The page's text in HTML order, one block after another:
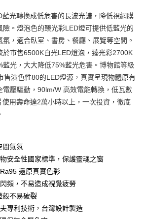
」】
到商品之後才付款」的支付方式。 讓您購物簡單
不需綁卡、不需儲值。
務後，再付款。
先享後付」後，將跳轉至「AFTEE先享後付」
確認金額後，即可完成結帳。
收到繳費通知簡訊。
天內，點擊此簡訊中的連結，可透過四大超商／
式進行付款，方視為交易完成。
下不需立刻繳費，但若您需要取消訂單，請聯絡
含以上)免運費
含以上)免運費
光轉換成低危害的長波光譜，降低視網膜
險。燈泡色的臻光彩LED燈可提供低藍光的
，適合臥室、書房、餐廳、展覽等空間。
於市售6500K白光LED燈泡，臻光彩2700K
藍光，大大降低75%藍光危害。博物館等級
售演色性80的LED燈源，真實呈現物體原有
電壓驅動，90lm/W 高效電能轉換，低瓦數
用壽命達2萬小時以上，一次投資，徹底
間氣氛
安全性國家標準，保護靈魂之窗
還原真實色彩
頻，不易造成視覺疲勞
殼不易破裂
專利技術，台灣設計製造